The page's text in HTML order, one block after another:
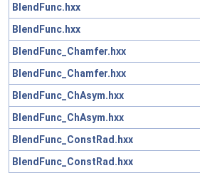
BlendFunc.hxx
BlendFunc.hxx
BlendFunc_Chamfer.hxx
BlendFunc_Chamfer.hxx
BlendFunc_ChAsym.hxx
BlendFunc_ChAsym.hxx
BlendFunc_ConstRad.hxx
BlendFunc_ConstRad.hxx